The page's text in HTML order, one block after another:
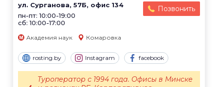
ул. Сурганова, 57Б, офис 134
пн-пт: 10:00-19:00
сб: 10:00-17:00
Позвонить
Академия наук Комаровка
rosting.by Instagram facebook
Туроператор с 1994 года. Офисы в Минске